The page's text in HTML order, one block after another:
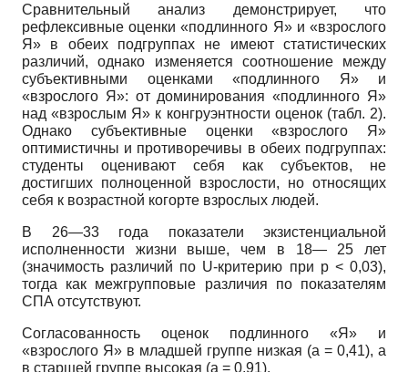
Сравнительный анализ демонстрирует, что
рефлексивные оценки «подлинного Я» и «взрослого
Я» в обеих подгруппах не имеют статистических
различий, однако изменяется соотношение между
субъективными оценками «подлинного Я» и
«взрослого Я»: от доминирования «подлинного Я»
над «взрослым Я» к конгруэнтности оценок (табл. 2).
Однако субъективные оценки «взрослого Я»
оптимистичны и противоречивы в обеих подгруппах:
студенты оценивают себя как субъектов, не
достигших полноценной взрослости, но относящих
себя к возрастной когорте взрослых людей.
В 26—33 года показатели экзистенциальной
исполненности жизни выше, чем в 18— 25 лет
(значимость различий по U-критерию при р < 0,03),
тогда как межгрупповые различия по показателям
СПА отсутствуют.
Согласованность оценок подлинного «Я» и
«взрослого Я» в младшей группе низкая (а = 0,41), а
в старшей группе высокая (а = 0,91).